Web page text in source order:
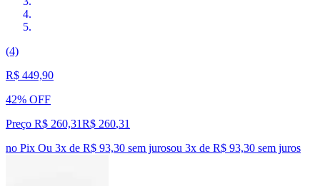
(4)
R$ 449,90
42% OFF
Preço R$ 260,31R$ 260,31
no Pix Ou 3x de R$ 93,30 sem jurosou 3x de R$ 93,30 sem juros